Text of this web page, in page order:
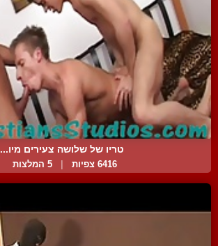
טריו של שלושה צעירים מיו...
6416 צפיות 5 המלצות